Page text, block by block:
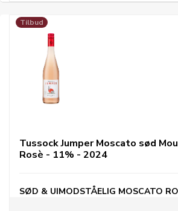
Tilbud
Tussock Jumper Moscato sød
Rosè - 11% - 2024
SØD & UIMODSTÅELIG MOSCATO